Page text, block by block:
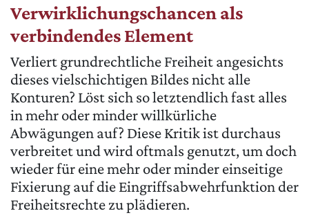
Verwirklichungschancen als
verbindendes Element
Verliert grundrechtliche Freiheit angesichts
dieses vielschichtigen Bildes nicht alle
Konturen? Löst sich so letztendlich fast alles
in mehr oder minder willkürliche
Abwägungen auf? Diese Kritik ist durchaus
verbreitet und wird oftmals genutzt, um doch
wieder für eine mehr oder minder einseitige
Fixierung auf die Eingriffsabwehrfunktion der
Freiheitsrechte zu plädieren.